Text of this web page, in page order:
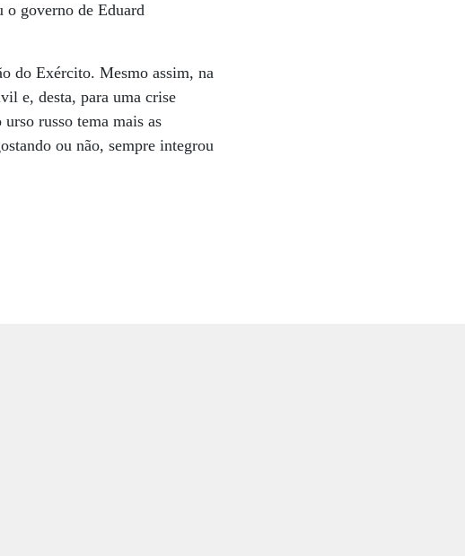
o governo de Eduard
do Exército. Mesmo assim, na
e, desta, para uma crise
russo tema mais as
ou não, sempre integrou